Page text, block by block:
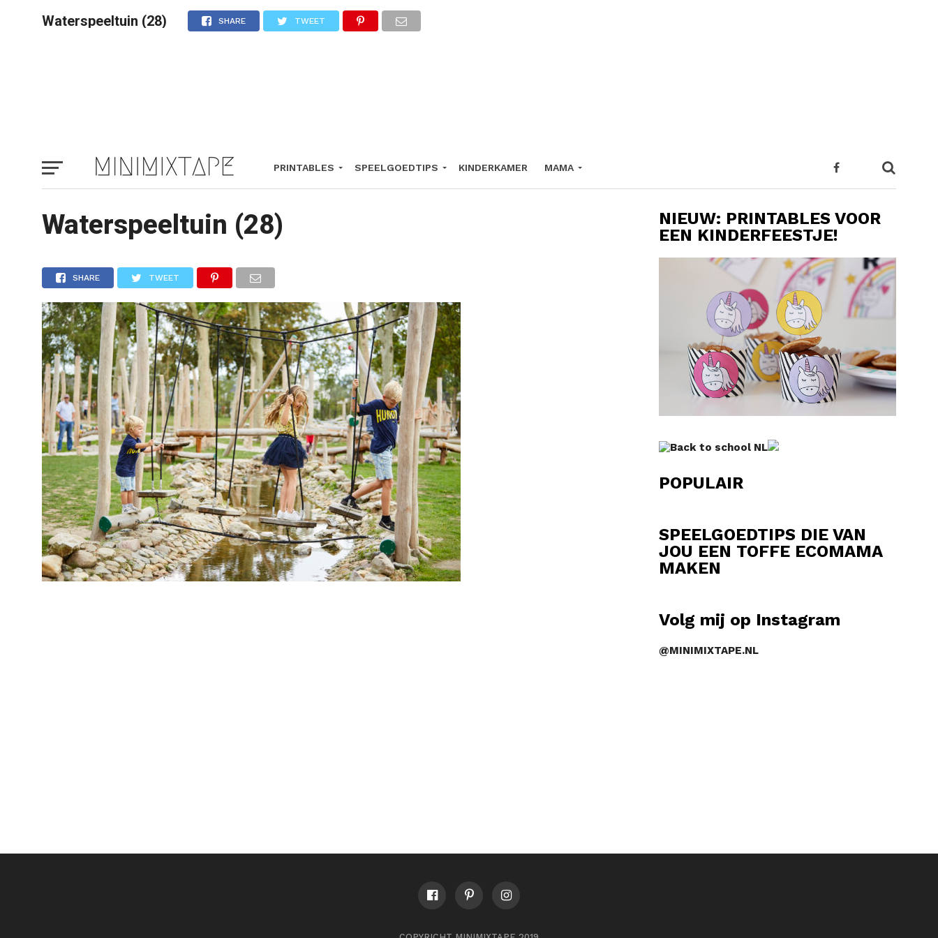
PRINTABLES SPEELGOEDTIPS KINDERKAMER MAMA
Waterspeeltuin (28) SHARE TWEET
Waterspeeltuin (28)
SHARE TWEET
NIEUW: PRINTABLES VOOR
EEN KINDERFEESTJE!
POPULAIR
SPEELGOEDTIPS DIE VAN
JOU EEN TOFFE ECOMAMA
MAKEN
Volg mij op Instagram
@MINIMIXTAPE.NL